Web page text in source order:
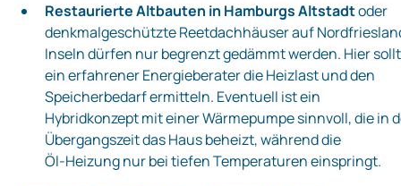
Restaurierte Altbauten in Hamburgs Altstadtoder
denkmalgeschützte Reetdachhäuser auf
Inseln dürfen nur begrenzt gedämmt werden. Hier
ein erfahrener Energieberater die Heizlast und den
Speicherbedarf ermitteln. Eventuell ist ein
Hybridkonzept mit einer Wärmepumpe sinnvoll, die in
Übergangszeit das Haus beheizt, während die
Öl‑Heizung nur bei tiefen Temperaturen einspringt.